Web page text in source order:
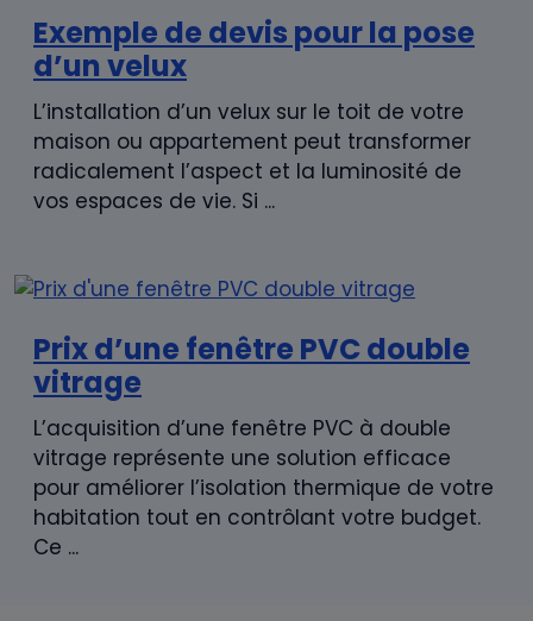
Exemple de devis pour la pose
d’un velux
L’installation d’un velux sur le toit de votre
maison ou appartement peut transformer
radicalement l’aspect et la luminosité de
vos espaces de vie. Si ...
Prix d’une fenêtre PVC double
vitrage
L’acquisition d’une fenêtre PVC à double
vitrage représente une solution efficace
pour améliorer l’isolation thermique de votre
habitation tout en contrôlant votre budget.
Ce ...